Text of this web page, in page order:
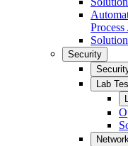
Security
Lab